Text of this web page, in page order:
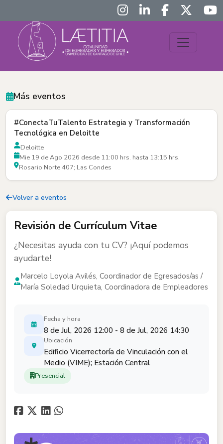
Volver a eventos
Revisión de Currículum Vitae
¿Necesitas ayuda con tu CV? ¡Aquí podemos
ayudarte!
Marcelo Loyola Avilés, Coordinador de Egresados/as /
María Soledad Urquieta, Coordinadora de Empleadores
Fecha y hora
8 de Jul, 2026 12:00 - 8 de Jul, 2026 14:30
Ubicación
Edificio Vicerrectoría de Vinculación con el
Medio (VIME); Estación Central
Presencial
Más eventos
#ConectaTuTalento Estrategia y Transformación
Tecnológica en Deloitte
Deloitte
Mie 19 de Ago 2026 desde 11:00 hrs. hasta 13:15 hrs.
Rosario Norte 407; Las Condes